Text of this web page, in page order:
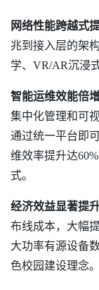
网络性能跨越式提
兆到接入层的架
学、VR/AR沉浸
智能运维效能倍增
集中化管理和可
通过统一平台即
维效率提升达
式。
经济效益显著提升
布线成本，大幅
大功率有源设备
色校园建设理念。